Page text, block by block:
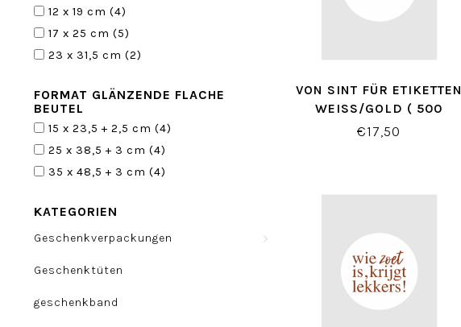
12 x 19 cm (4)
17 x 25 cm (5)
23 x 31,5 cm (2)
FORMAT GLÄNZENDE FLACHE
BEUTEL
15 x 23,5 + 2,5 cm (4)
25 x 38,5 + 3 cm (4)
35 x 48,5 + 3 cm (4)
KATEGORIEN
Geschenkverpackungen
Geschenktüten
geschenkband
VON SINT FÜR ETIKETTEN
WEISS/GOLD ( 500 S
TÜCK)
€17,50